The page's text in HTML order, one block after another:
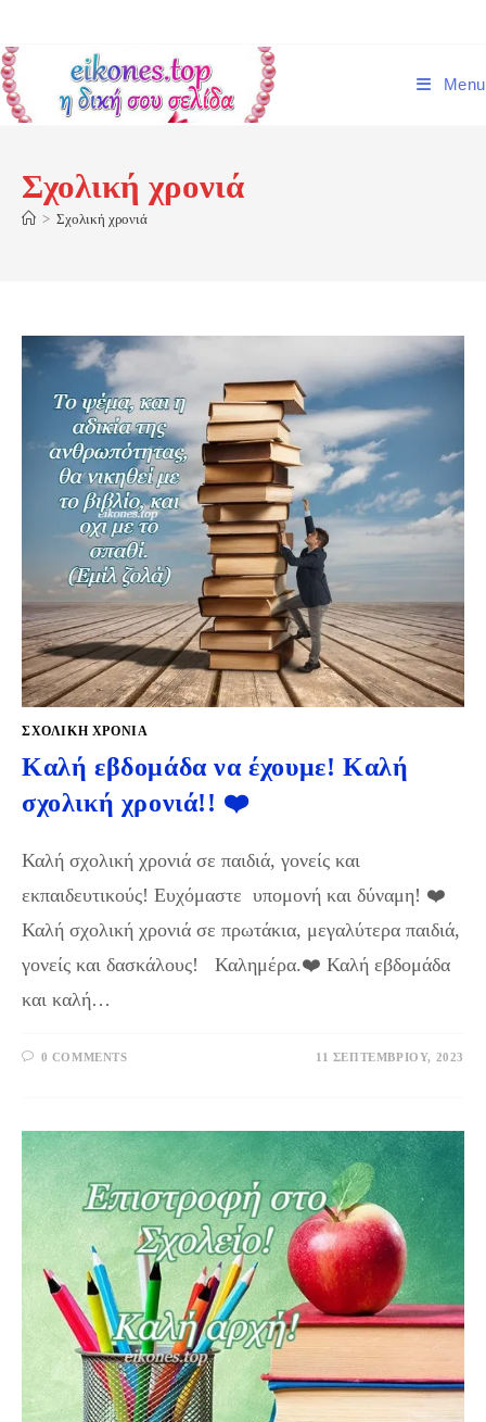
content
Menu
Σχολική χρονιά
> Σχολική χρονιά
ΣΧΟΛΙΚΉ ΧΡΟΝΙΆ
Καλή εβδομάδα να έχουμε! Καλή
σχολική χρονιά!! ❤️
Καλή σχολική χρονιά σε παιδιά, γονείς και
εκπαιδευτικούς! Ευχόμαστε υπομονή και δύναμη! ❤️
Καλή σχολική χρονιά σε πρωτάκια, μεγαλύτερα παιδιά,
γονείς και δασκάλους! Καλημέρα.❤️ Καλή εβδομάδα
και καλή…
0 COMMENTS 11 ΣΕΠΤΕΜΒΡΊΟΥ, 2023